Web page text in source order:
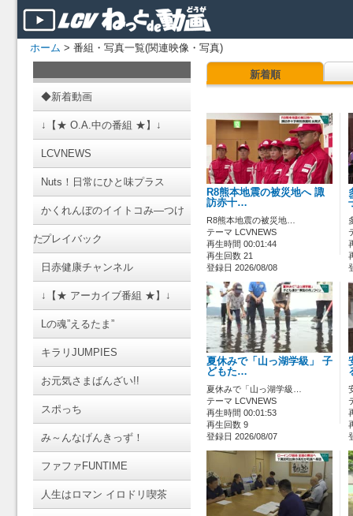
ホーム > 番組・写真一覧(関連映像・写真)
◆新着動画
↓【★ O.A.中の番組 ★】↓
LCVNEWS
Nuts！日常にひと味プラス
かくれんぼのイイトコみ―つけ
たプレイバック
日赤健康チャンネル
↓【★ アーカイブ番組 ★】↓
Lの魂”えるたま”
キラリJUMPIES
お元気さまばんざい!!
スポっち
み～んなげんきっず！
ファファFUNTIME
人生はロマン イロドリ喫茶
新着順
R8熊本地震の被災地へ 諏
訪赤十…
R8熊本地震の被災地…
テーマ LCVNEWS
再生時間 00:01:44
再生回数 21
登録日 2026/08/08
夏休みで「山っ湖学級」 子
どもた…
夏休みで「山っ湖学級…
テーマ LCVNEWS
再生時間 00:01:53
再生回数 9
登録日 2026/08/07